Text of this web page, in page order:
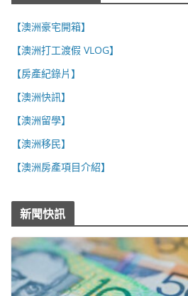
【澳洲豪宅開箱】
【澳洲打工渡假 VLOG】
【房產紀錄片】
【澳洲快訊】
【澳洲留學】
【澳洲移民】
【澳洲房產項目介紹】
新聞快訊